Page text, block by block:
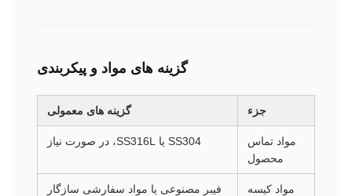
گزینه های مواد و پیکربندی
جزء گزینه های معمولی
مواد تماس
محصول
SS304 یا SS316L، در صورت نیاز
مواد کیسه
فیبر مصنوعی یا مواد سفارشی سازگار